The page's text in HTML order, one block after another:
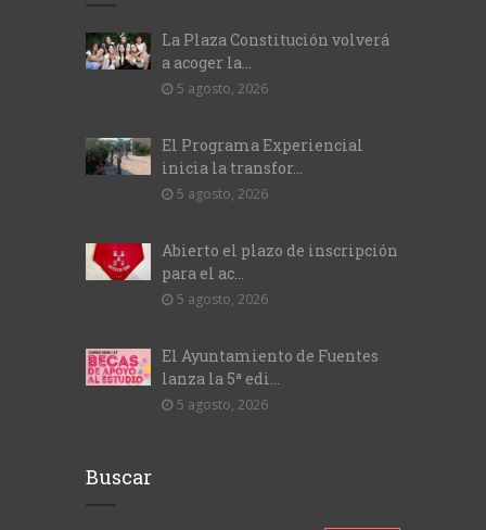
La Plaza Constitución volverá
a acoger la...
5 agosto, 2026
El Programa Experiencial
inicia la transfor...
5 agosto, 2026
Abierto el plazo de inscripción
para el ac...
5 agosto, 2026
El Ayuntamiento de Fuentes
lanza la 5ª edi...
5 agosto, 2026
Buscar